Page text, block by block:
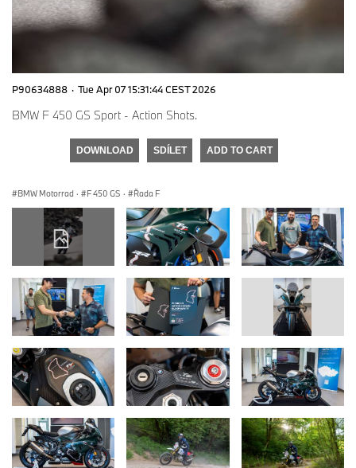
P90634888 · Tue Apr 07 15:31:44 CEST 2026
BMW F 450 GS Sport - Action Shots.
DOWNLOAD SDÍLET ADD TO CART
BMW Motorrad · F 450 GS · Řada F